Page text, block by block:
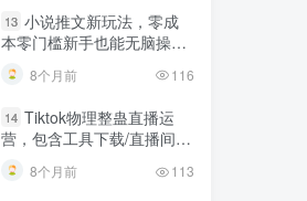
13 小说推文新玩法，零成
本零门槛新手也能无脑操
8个月前 116
14 Tiktok物理整蛊直播运
营，包含工具下载/直播间搭
建/直播素材获取/跟播思路
等
8个月前 113